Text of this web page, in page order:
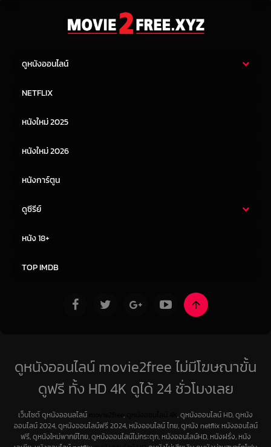
ดูหนังออนไลน์
หนังจีน
NETFLIX
หนังใหม่ 2025
หนังใหม่ 2026
หนังการ์ตูน
ดูซีรีย์
หนัง 18+
TOP IMDB
ดูหนังออนไลน์ movie2free ไม่มีโฆษณาขั้น
ดูฟรี ทั้ง HD 4K ดูได้ 24 ชั่วโมงเลย
เว็บไซต์ ดูหนังออนลไลน์ ,
, ดูหนังออนไลน์ HD, ดูหนัง
ออนไลน์ 2024, ดูหนังออนไลน์ฟรี 2024, หนังออนไลน์ ไทย, ดูหนัง netflix หนังออนไลน์
ฟรี, ดูหนังใหม่พากย์ไทย, ดูหนังออนไลน์ไม่กระตุก, หนังออนไลน์HD, หนังฝรั่ง, หนัง